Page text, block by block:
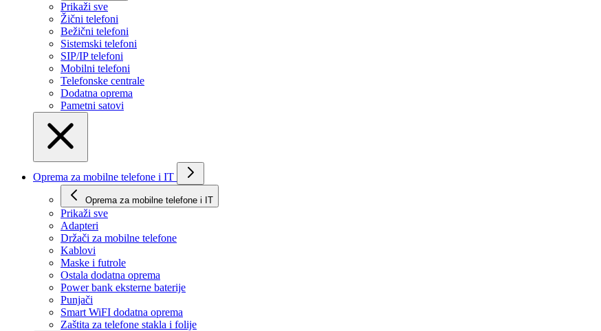
Prikaži svе
Žični telefoni
Bežični telefoni
Sistemski telefoni
SIP/IP telefoni
Mobilni telefoni
Telefonske centrale
Dodatna oprema
Pametni satovi
Oprema za mobilne telefone i IT
Oprema za mobilne telefone i IT
Prikaži svе
Adapteri
Držači za mobilne telefone
Kablovi
Maske i futrole
Ostala dodatna oprema
Power bank eksterne baterije
Punjači
Smart WiFI dodatna oprema
Zaštita za telefone stakla i folije